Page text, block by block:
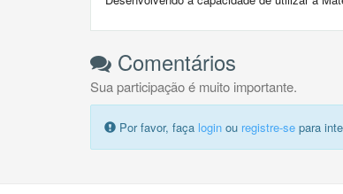
Comentários
Sua participação é muito importante.
Por favor, faça login ou registre-se para